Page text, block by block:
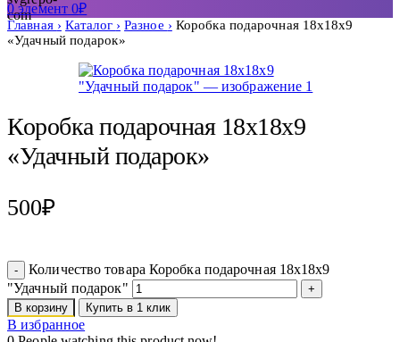
0элемент 0₽
Главная Каталог Разное
Коробка подарочная 18х18х9
«Удачный подарок»
Коробка подарочная 18х18х9
«Удачный подарок»
500₽
Количество товара Коробка подарочная 18х18х9
"Удачный подарок"
В корзину Купить в 1 клик
В избранное